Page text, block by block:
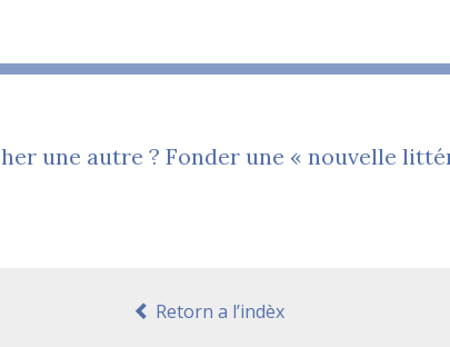
une autre ? Fonder une « nouvelle
Retorn a l’indèx